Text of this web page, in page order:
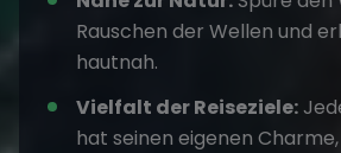
Rauschen der Wellen und
hautnah.
Vielfalt der Reiseziele:
hat seinen eigenen